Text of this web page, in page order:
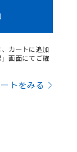
カートに追加
画面にてご確
トをみる